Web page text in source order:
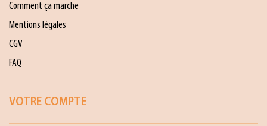
Comment ça marche
Mentions légales
CGV
FAQ
VOTRE COMPTE